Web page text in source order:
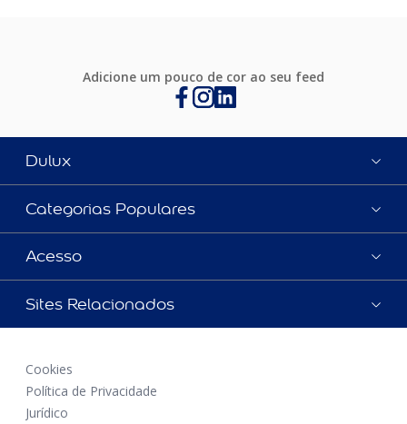
Adicione um pouco de cor ao seu feed
Dulux
Categorias Populares
Acesso
Sites Relacionados
Cookies
Política de Privacidade
Jurídico